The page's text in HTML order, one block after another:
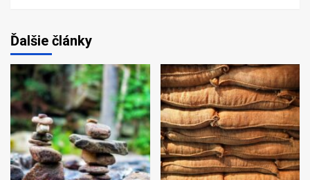
Ďalšie články